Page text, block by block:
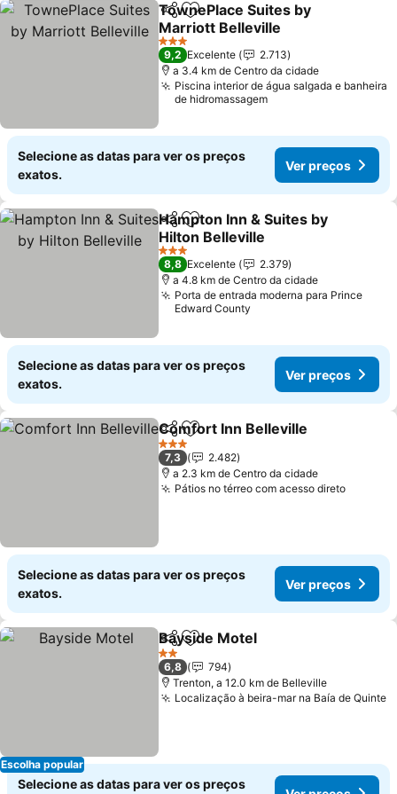
PartilharAdicionar aos favoritos
TownePlace Suites by
Marriott Belleville
3 Estrelas
9,2 Excelente
2.713
a 3.4 km de Centro da cidade
Piscina interior de água salgada e banheira
de hidromassagem
Selecione as datas para ver os preços
exatos.
Ver preços
PartilharAdicionar aos favoritos
Hampton Inn & Suites by
Hilton Belleville
3 Estrelas
8,8 Excelente
2.379
a 4.8 km de Centro da cidade
Porta de entrada moderna para Prince
Edward County
Selecione as datas para ver os preços
exatos.
Ver preços
PartilharAdicionar aos favoritos
Comfort Inn Belleville
3 Estrelas
7,3
2.482
a 2.3 km de Centro da cidade
Pátios no térreo com acesso direto
Selecione as datas para ver os preços
exatos.
Ver preços
Escolha popular
PartilharAdicionar aos favoritos
Bayside Motel
2 Estrelas
6,8
794
Trenton, a 12.0 km de Belleville
Localização à beira-mar na Baía de Quinte
Selecione as datas para ver os preços